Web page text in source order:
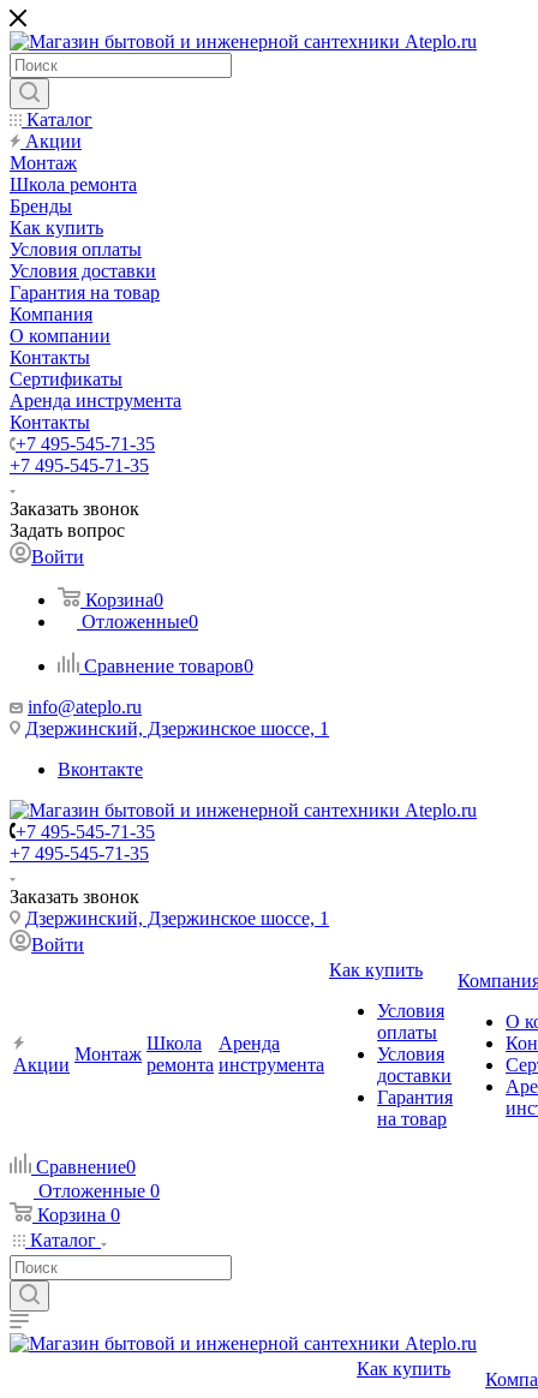
Каталог
Акции
Монтаж
Школа ремонта
Бренды
Как купить
Условия оплаты
Условия доставки
Гарантия на товар
Компания
О компании
Контакты
Сертификаты
Аренда инструмента
Контакты
+7 495-545-71-35
+7 495-545-71-35
Заказать звонок
Задать вопрос
Войти
Корзина0
Отложенные0
Сравнение товаров0
info@ateplo.ru
Дзержинский, Дзержинское шоссе, 1
Вконтакте
+7 495-545-71-35
+7 495-545-71-35
Заказать звонок
Дзержинский, Дзержинское шоссе, 1
Войти
Акции
Монтаж
Школа
ремонта
Аренда
инструмента
Как купить
Условия
оплаты
Условия
доставки
Гарантия
на товар
О
Сравнение0
Отложенные 0
Корзина 0
Каталог
Как купить